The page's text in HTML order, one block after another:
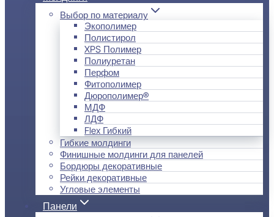
Выбор по материалу
Экополимер
Полистирол
XPS Полимер
Полиуретан
Перфом
Фитополимер
Дюрополимер®
МДФ
ЛДФ
Flex Гибкий
Гибкие молдинги
Финишные молдинги для панелей
Бордюры декоративные
Рейки декоративные
Угловые элементы
Панели